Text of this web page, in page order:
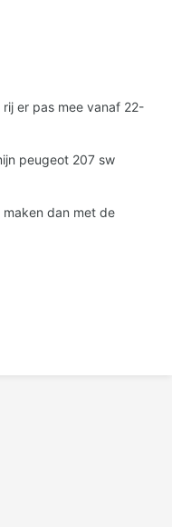
er pas mee vanaf 22-
peugeot 207 sw
dan met de